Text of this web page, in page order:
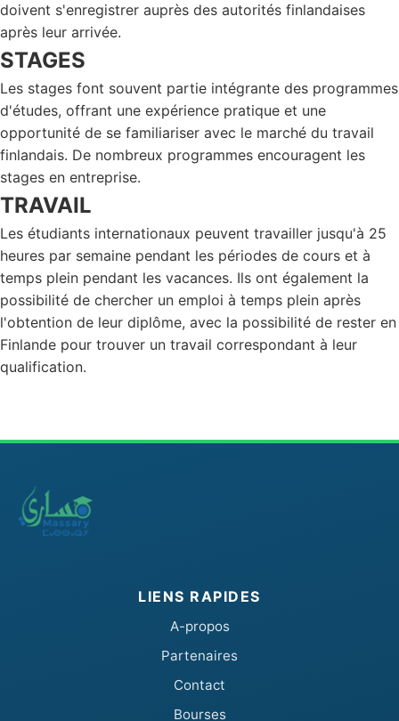
doivent s'enregistrer auprès des autorités finlandaises
après leur arrivée.
STAGES
Les stages font souvent partie intégrante des programmes
d'études, offrant une expérience pratique et une
opportunité de se familiariser avec le marché du travail
finlandais. De nombreux programmes encouragent les
stages en entreprise.
TRAVAIL
Les étudiants internationaux peuvent travailler jusqu'à 25
heures par semaine pendant les périodes de cours et à
temps plein pendant les vacances. Ils ont également la
possibilité de chercher un emploi à temps plein après
l'obtention de leur diplôme, avec la possibilité de rester en
Finlande pour trouver un travail correspondant à leur
qualification.
LIENS RAPIDES
A-propos
Partenaires
Contact
Bourses